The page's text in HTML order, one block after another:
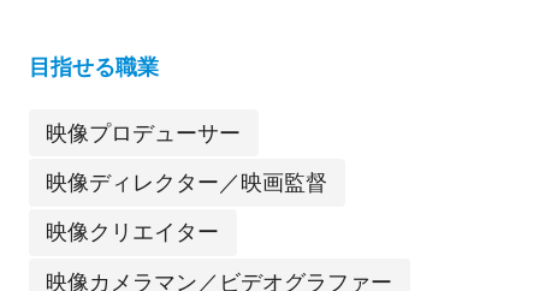
目指せる職業
映像プロデューサー
映像ディレクター／映画監督
映像クリエイター
映像カメラマン／ビデオグラファー